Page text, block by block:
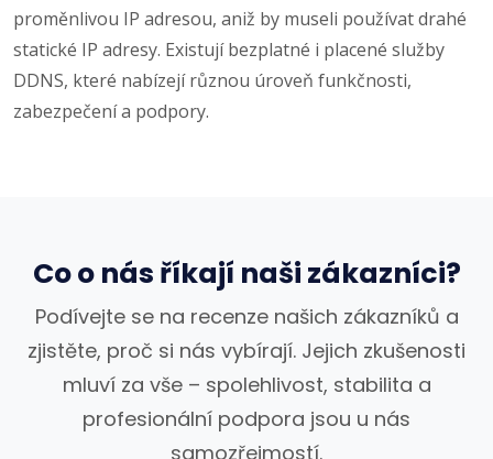
proměnlivou IP adresou, aniž by museli používat drahé
statické IP adresy. Existují bezplatné i placené služby
DDNS, které nabízejí různou úroveň funkčnosti,
zabezpečení a podpory.
Co o nás říkají naši zákazníci?
Podívejte se na recenze našich zákazníků a
zjistěte, proč si nás vybírají. Jejich zkušenosti
mluví za vše – spolehlivost, stabilita a
profesionální podpora jsou u nás
samozřejmostí.